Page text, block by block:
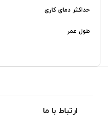
حداکثر دمای کاری
طول عمر
ارتباط با ما